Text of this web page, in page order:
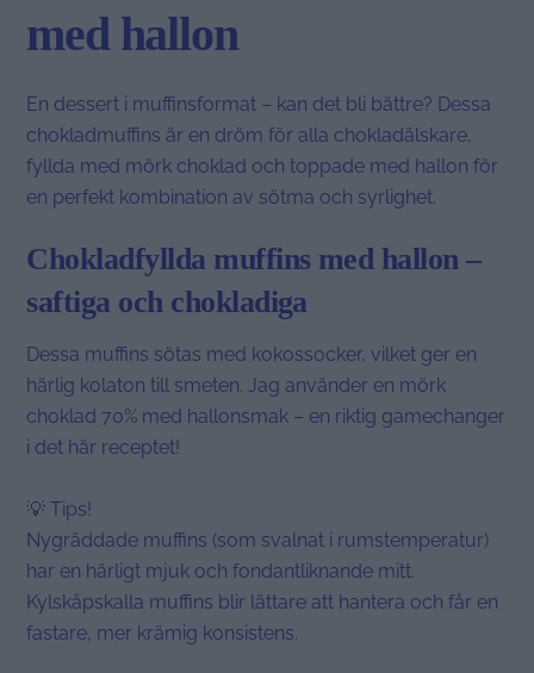
med hallon
En dessert i muffinsformat – kan det bli bättre? Dessa
chokladmuffins är en dröm för alla chokladälskare,
fyllda med mörk choklad och toppade med hallon för
en perfekt kombination av sötma och syrlighet.
Chokladfyllda muffins med hallon –
saftiga och chokladiga
Dessa muffins sötas med kokossocker, vilket ger en
härlig kolaton till smeten. Jag använder en mörk
choklad 70% med hallonsmak – en riktig gamechanger
i det här receptet!
💡 Tips!
Nygräddade muffins (som svalnat i rumstemperatur)
har en härligt mjuk och fondantliknande mitt.
Kylskåpskalla muffins blir lättare att hantera och får en
fastare, mer krämig konsistens.